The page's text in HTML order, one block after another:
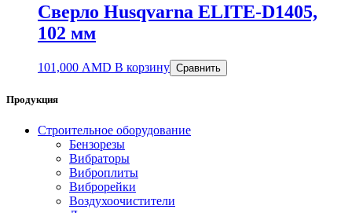
Сверло Husqvarna ELITE-D1405,
102 мм
101,000 AMD В корзину Сравнить
Продукция
Строительное оборудование
Бензорезы
Вибраторы
Виброплиты
Виброрейки
Воздухоочистители